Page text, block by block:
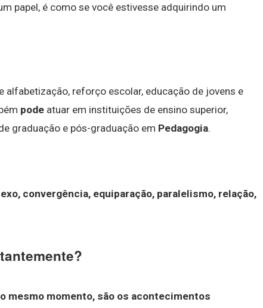
papel, é como se você estivesse adquirindo um
alfabetização, reforço escolar, educação de jovens e
pode atuar em instituições de ensino superior,
graduação e pós-graduação em Pedagogia.
convergência, equiparação, paralelismo, relação,
mesmo momento, são os acontecimentos